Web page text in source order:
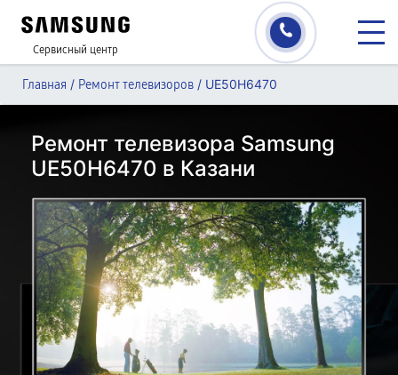
Сервисный центр
Главная / Ремонт телевизоров / UE50H6470
Ремонт телевизора Samsung
UE50H6470 в Казани